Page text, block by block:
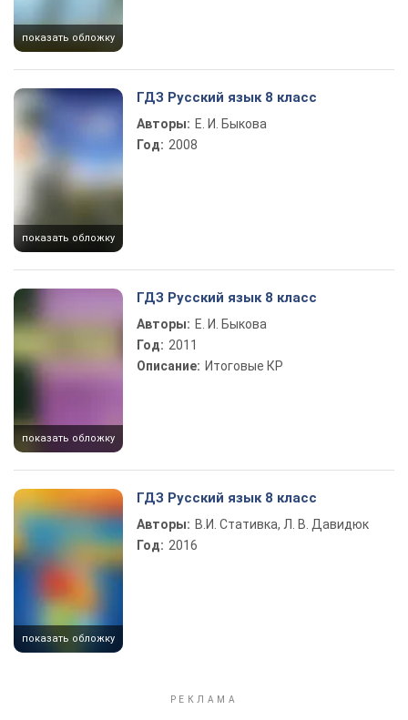
показать обложку
показать обложку
ГДЗ Русский язык 8 класс
Авторы: Е. И. Быкова
Год: 2008
показать обложку
ГДЗ Русский язык 8 класс
Авторы: Е. И. Быкова
Год: 2011
Описание: Итоговые КР
показать обложку
ГДЗ Русский язык 8 класс
Авторы: В.И. Стативка, Л. В. Давидюк
Год: 2016